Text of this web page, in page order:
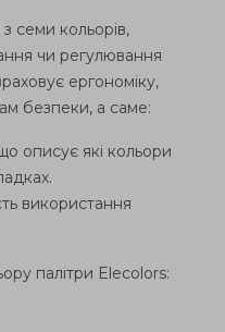
семи кольорів,
чи регулювання
ергономіку,
безпеки, а саме:
описує які кольори
використання
палітри Elecolors: